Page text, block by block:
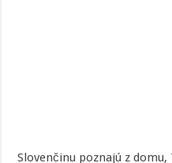
Slovenčinu poznajú z